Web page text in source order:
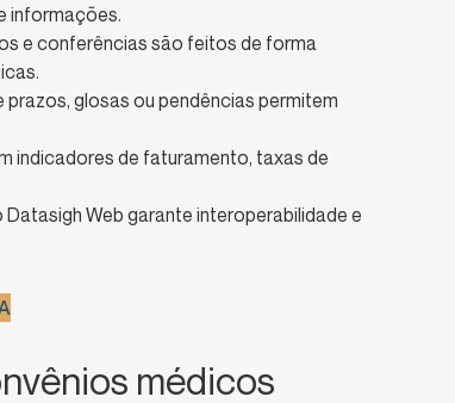
informações.
e conferências são feitos de forma
glosas ou pendências permitem
indicadores de faturamento, taxas de
Web garante interoperabilidade e
médicos